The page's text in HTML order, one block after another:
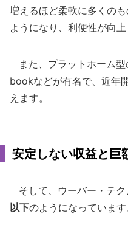
増えるほど柔軟に多くの
ようになり、利便性が向上
また、プラットホーム
bookなどが有名で、近年
えます。
安定しない収益と巨
そして、ウーバー・テク
以下のようになっています